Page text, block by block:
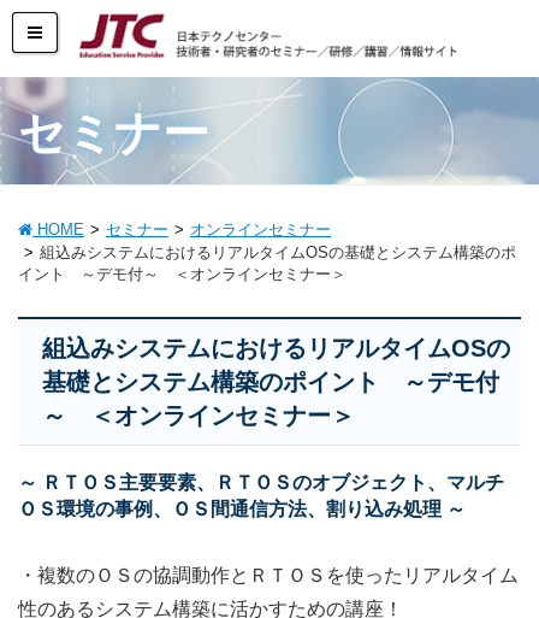
セミナー
HOME セミナー
オンラインセミナー
組込みシステムにおけるリアルタイムOSの基礎とシステム構築のポ
イント ～デモ付～ ＜オンラインセミナー＞
組込みシステムにおけるリアルタイムOSの
基礎とシステム構築のポイント ～デモ付
～ ＜オンラインセミナー＞
～ ＲＴＯＳ主要要素、ＲＴＯＳのオブジェクト、マルチ
ＯＳ環境の事例、ＯＳ間通信方法、割り込み処理 ～
・複数のＯＳの協調動作とＲＴＯＳを使ったリアルタイム
性のあるシステム構築に活かすための講座！